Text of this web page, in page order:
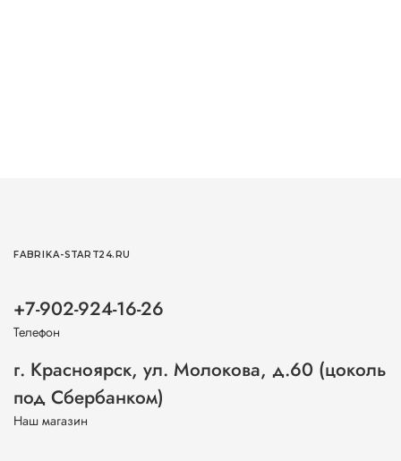
FABRIKA-START24.RU
+7-902-924-16-26
Телефон
г. Красноярск, ул. Молокова, д.60 (цоколь
под Сбербанком)
Наш магазин